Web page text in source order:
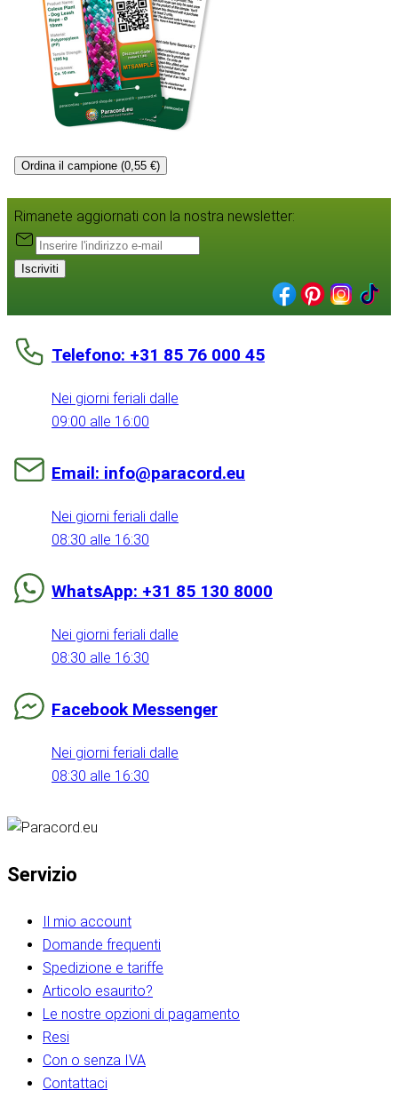
Ordina il campione (0,55 €)
Rimanete aggiornati con la nostra newsletter:
Iscriviti
Telefono: +31 85 76 000 45
Nei giorni feriali dalle
09:00 alle 16:00
Email: info@paracord.eu
Nei giorni feriali dalle
08:30 alle 16:30
WhatsApp: +31 85 130 8000
Nei giorni feriali dalle
08:30 alle 16:30
Facebook Messenger
Nei giorni feriali dalle
08:30 alle 16:30
Servizio
Il mio account
Domande frequenti
Spedizione e tariffe
Articolo esaurito?
Le nostre opzioni di pagamento
Resi
Con o senza IVA
Contattaci